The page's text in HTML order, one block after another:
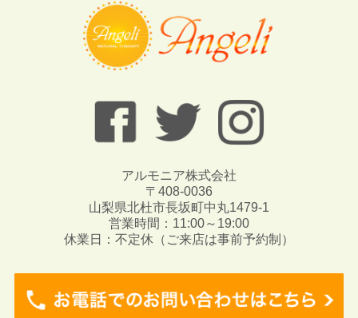
アルモニア株式会社
〒408-0036
山梨県北杜市長坂町中丸1479-1
営業時間：11:00～19:00
休業日：不定休（ご来店は事前予約制）